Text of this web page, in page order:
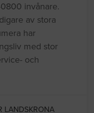
invånare.
av stora
har
med stor
och
LANDSKRONA